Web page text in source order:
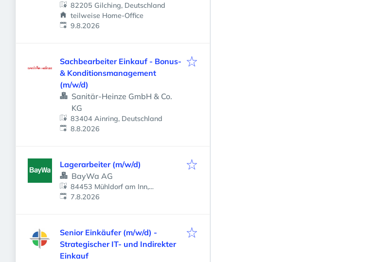
82205 Gilching, Deutschland
teilweise Home-Office
Veröffentlicht
9.8.2026
Sachbearbeiter Einkauf - Bonus-
& Konditionsmanagement
(m/w/d)
Sanitär-Heinze GmbH & Co.
KG
83404 Ainring, Deutschland
Veröffentlicht
8.8.2026
Lagerarbeiter (m/w/d)
BayWa AG
84453 Mühldorf am Inn,
Deutschland
Veröffentlicht
7.8.2026
Senior Einkäufer (m/w/d) -
Strategischer IT- und Indirekter
Einkauf